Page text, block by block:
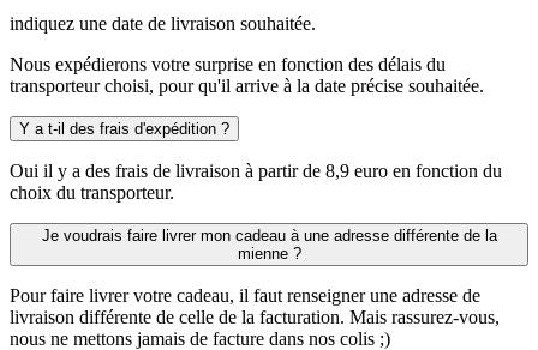
indiquez une date de livraison souhaitée.
Nous expédierons votre surprise en fonction des délais du
transporteur choisi, pour qu'il arrive à la date précise souhaitée.
Y a t-il des frais d'expédition ?
Oui il y a des frais de livraison à partir de 8,9 euro en fonction du
choix du transporteur.
Je voudrais faire livrer mon cadeau à une adresse différente de la
mienne ?
Pour faire livrer votre cadeau, il faut renseigner une adresse de
livraison différente de celle de la facturation. Mais rassurez-vous,
nous ne mettons jamais de facture dans nos colis ;)